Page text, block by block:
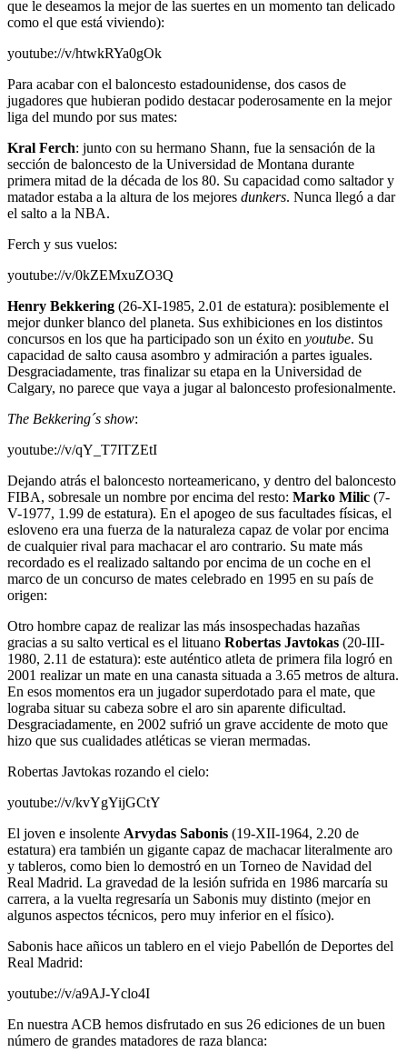
que le deseamos la mejor de las suertes en un momento tan delicado
como el que está viviendo):
youtube://v/htwkRYa0gOk
Para acabar con el baloncesto estadounidense, dos casos de
jugadores que hubieran podido destacar poderosamente en la mejor
liga del mundo por sus mates:
Kral Ferch: junto con su hermano Shann, fue la sensación de la
sección de baloncesto de la Universidad de Montana durante
primera mitad de la década de los 80. Su capacidad como saltador y
matador estaba a la altura de los mejores dunkers. Nunca llegó a dar
el salto a la NBA.
Ferch y sus vuelos:
youtube://v/0kZEMxuZO3Q
Henry Bekkering (26-XI-1985, 2.01 de estatura): posiblemente el
mejor dunker blanco del planeta. Sus exhibiciones en los distintos
concursos en los que ha participado son un éxito en youtube. Su
capacidad de salto causa asombro y admiración a partes iguales.
Desgraciadamente, tras finalizar su etapa en la Universidad de
Calgary, no parece que vaya a jugar al baloncesto profesionalmente.
The Bekkering´s show:
youtube://v/qY_T7ITZEtI
Dejando atrás el baloncesto norteamericano, y dentro del baloncesto
FIBA, sobresale un nombre por encima del resto: Marko Milic (7-
V-1977, 1.99 de estatura). En el apogeo de sus facultades físicas, el
esloveno era una fuerza de la naturaleza capaz de volar por encima
de cualquier rival para machacar el aro contrario. Su mate más
recordado es el realizado saltando por encima de un coche en el
marco de un concurso de mates celebrado en 1995 en su país de
origen:
Otro hombre capaz de realizar las más insospechadas hazañas
gracias a su salto vertical es el lituano Robertas Javtokas (20-III-
1980, 2.11 de estatura): este auténtico atleta de primera fila logró en
2001 realizar un mate en una canasta situada a 3.65 metros de altura.
En esos momentos era un jugador superdotado para el mate, que
lograba situar su cabeza sobre el aro sin aparente dificultad.
Desgraciadamente, en 2002 sufrió un grave accidente de moto que
hizo que sus cualidades atléticas se vieran mermadas.
Robertas Javtokas rozando el cielo:
youtube://v/kvYgYijGCtY
El joven e insolente Arvydas Sabonis (19-XII-1964, 2.20 de
estatura) era también un gigante capaz de machacar literalmente aro
y tableros, como bien lo demostró en un Torneo de Navidad del
Real Madrid. La gravedad de la lesión sufrida en 1986 marcaría su
carrera, a la vuelta regresaría un Sabonis muy distinto (mejor en
algunos aspectos técnicos, pero muy inferior en el físico).
Sabonis hace añicos un tablero en el viejo Pabellón de Deportes del
Real Madrid:
youtube://v/a9AJ-Yclo4I
En nuestra ACB hemos disfrutado en sus 26 ediciones de un buen
número de grandes matadores de raza blanca: